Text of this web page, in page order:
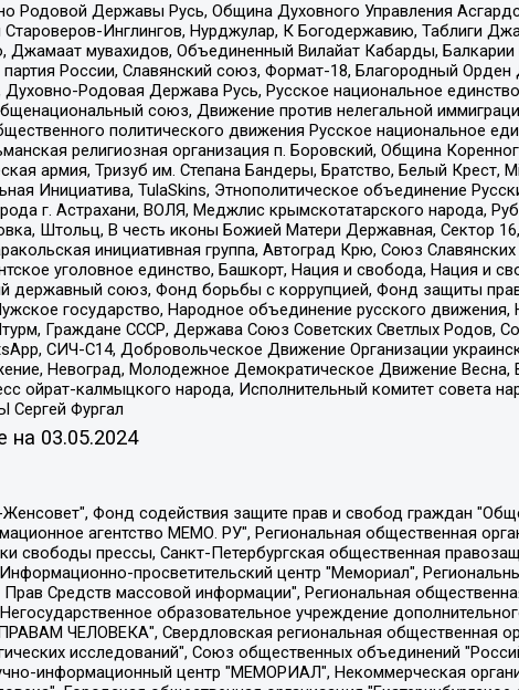
Родовой Державы Русь, Община Духовного Управления
Инглингов, Нурджулар, К Богодержавию, Таблиги
Джамаат мувахидов, Объединенный Вилайат Кабарды,
России, Славянский союз, Формат-18, Благородный
Родовая Держава Русь, Русское национальное
союз, Движение против нелегальной
политического движения Русское национальное
религиозная организация п. Боровский, Община
армия, Тризуб им. Степана Бандеры, Братство, Белый Крест,
Инициатива, TulaSkins, Этнополитическое объединение
г. Астрахани, ВОЛЯ, Меджлис крымскотатарского народа,
Штольц, В честь иконы Божией Матери Державная, Сектор
инициативная группа, Автоград Крю, Союз Славянских
уголовное единство, Башкорт, Нация и свобода, Нация и
державный союз, Фонд борьбы с коррупцией, Фонд защиты
государство, Народное объединение русского
Граждане СССР, Держава Союз Советских Светлых Родов,
СИЧ-С14, Добровольческое Движение Организации
Невоград, Молодежное Демократическое Движение Весна,
ойрат-калмыцкого народа, Исполнительный комитет совета
Сергей Фургал
на 03.05.2024
Шлейнов Роман Юрьевич, Шмагун Олеся Валентиновна, Общество с ограниченной ответственностью "Альтаир 2021", Общество с ограниченной ответственностью "Вега 2021", Общество с ограниченной ответственностью "Главный редактор 2021", Общество с ограниченной ответственностью "Ромашки монолит", Важенков Артем Валерьевич, Ивановская областная общественная организация "Центр гендерных исследований", Гурман Юрий Альбертович, Медиапроект "ОВД-Инфо", Егоров Владимир Владимирович, Жилинский Владимир Александрович, Общество с ограниченной ответственностью "ЗП", Иванова София Юрьевна, Карезина Инна Павловна, Кильтау Екатерина Викторовна, Петров Алексей Викторович, Пискунов Сергей Евгеньевич, Смирнов Сергей Сергеевич, Тихонов Михаил Сергеевич, Общество с ограниченной ответственностью "ЖУРНАЛИСТ-ИНОСТРАННЫЙ АГЕНТ", Арапова Галина Юрьевна, Вольтская Татьяна Анатольевна, Американская компания "Mason G.E.S. Anonymous Foundation" (США), являющаяся владельцем интернет-издания https://mnews.world/, Компания "Stichting Bellingcat", зарегистрированная в Нидерландах (дата регистрации 11.07.2018), Захаров Андрей Вячеславович, Клепиковская Екатерина Дмитриевна, Общество с ограниченной ответственностью "МЕМО", Перл Роман Александрович, Симонов Евгений Алексеевич, Соловьева Елена Анатольевна, Сотников Даниил Владимирович, Сурначева Елизавета Дмитриевна, Автономная некоммерческая организация по защите прав человека и информированию населения "Якутия – Наше Мнение", Общество с ограниченной ответственностью "Москоу диджитал медиа", с 26.01.2023 Общество с ограниченной ответственностью "Чайка Белые сады", Ветошкина Валерия Валерьевна, Заговора Максим Александрович, Межрегиональное общественное движение "Российская ЛГБТ - сеть", Оленичев Максим Владимирович, Павлов Иван Юрьевич, Скворцова Елена Сергеевна, Общество с ограниченной ответственностью "Как бы инагент", Кочетков Игорь Викторович, Общество с ограниченной ответственностью "Честные выборы", Еланчик Олег Александрович, Общество с ограниченной ответственностью "Нобелевский призыв", Гималова Регина Эмилевна, Григорьев Андрей Валерьевич, Григорьева Алина Александровна, Ассоциация по содействию защите прав призывников, альтернативнослужащих и военнослужащих "Правозащитная группа "Гражданин.Армия.Право", Хисамова Регина Фаритовна, Автономная некоммерческая организация по реализации социально-правовых программ "Лилит", Дальневосточное общественное движение "Маяк", Санкт-Петербургская ЛГБТ-инициативная группа "Выход", Инициативная группа ЛГБТ+ "Реверс", Алексеев Андрей Викторович, Бекбулатова Таисия Львовна, Беляев Иван Михайлович, Владыкина Елена Сергеевна, Гельман Марат Александрович, Никульшина Вероника Юрьевна, Толоконникова Надежда Андреевна, Шендерович Виктор Анатольевич, Общество с ограниченной ответственностью "Данное сообщение", Общество с ограниченной ответственностью Издательский дом "Новая глава", Айнбиндер Александра Александровна, Московский комьюнити-центр для ЛГБТ+инициатив, Благотворительный фонд развития филантропии, Deutsche Welle (Германия, Kurt-Schumacher-Strasse 3, 53113 Bonn), Борзунова Мария Михайловна, Воробьев Виктор Викторович, Голубева Анна Львовна, Константинова Алла Михайловна, Малкова Ирина Владимировна, Мурадов Мурад Абдулгалимович, Осетинская Елизавета Николаевна, Понасенков Евгений Николаевич, Ганапольский Матвей Юрьевич, Киселев Евгений Алексеевич, Борухович Ирина Григорьевна, Дремин Иван Тимофеевич, Дубровский Дмитрий Викторович, Красноярская региональная общественная организация поддержки и развития альтернативных образовательных технологий и межкультурных коммуникаций "ИНТЕРРА", Маяковская Екатерина Алексеевна, Фейгин Марк Захарович, Филимонов Андрей Викторович, Дзугкоева Регина Николаевна, Доброхотов Роман Александрович, Дудь Юрий Александрович, Елкин Сергей Владимирович, Кругликов Кирилл Игоревич, Сабунаева Мария